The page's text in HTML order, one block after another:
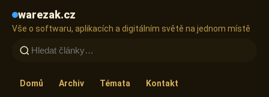
warezak.cz
Vše o softwaru, aplikacích a digitálním světě na jednom místě
Domů Archiv Témata
Kontakt